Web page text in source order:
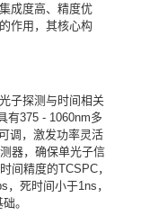
成度高、精度优
作用，其核心构
子探测与时间相关
有375 - 1060nm多
调，激发功率灵活
器，确保单光子信
间精度的TCSPC，
死时间小于1ns，
。